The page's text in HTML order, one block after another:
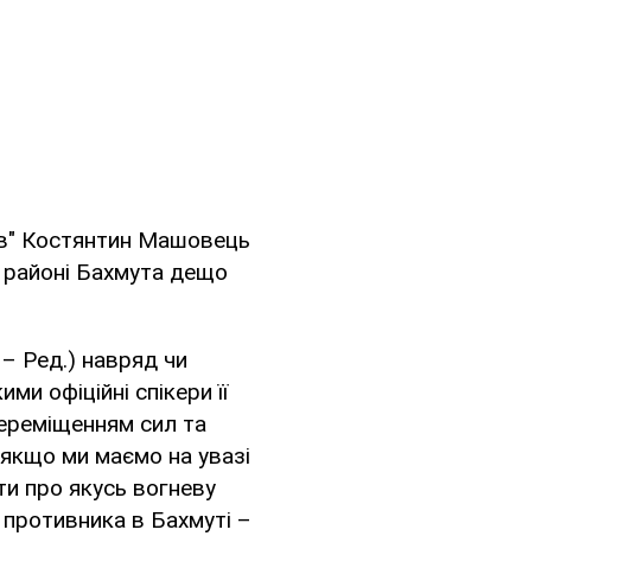
Костянтин Машовець
районі Бахмута дещо
– Ред.) навряд чи
офіційні спікери її
сил та
ми маємо на увазі
про якусь вогневу
в Бахмуті –